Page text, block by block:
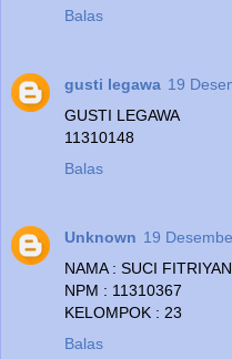
Balas
gusti legawa 19
GUSTI LEGAWA
11310148
Balas
Unknown 19
NAMA : SUCI
NPM : 11310367
KELOMPOK : 23
Balas